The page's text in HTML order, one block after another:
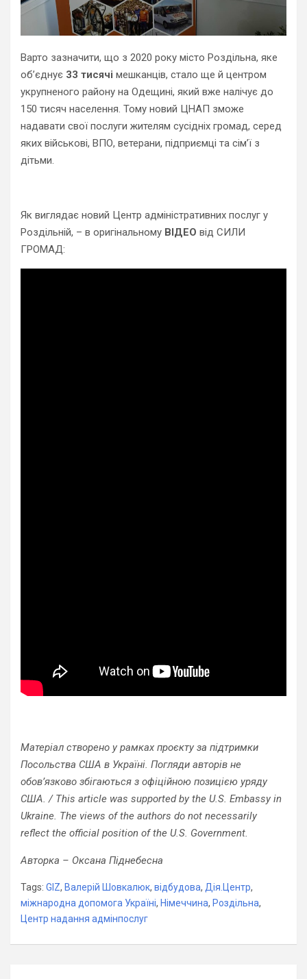
Варто зазначити, що з 2020 року місто Роздільна, яке
об’єднує 33 тисячі мешканців, стало ще й центром
укрупненого району на Одещині, який вже налічує до
150 тисяч населення. Тому новий ЦНАП зможе
надавати свої послуги жителям сусідніх громад, серед
яких військові, ВПО, ветерани, підприємці та сім’ї з
дітьми.
Як виглядає новий Центр адміністративних послуг у
Роздільній, – в оригінальному ВІДЕО від СИЛИ
ГРОМАД:
Матеріал створено у рамках проєкту за підтримки
Посольства США в Україні. Погляди авторів не
обов’язково збігаються з офіційною позицією уряду
США. / This article was supported by the U.S. Embassy in
Ukraine. The views of the authors do not necessarily
reflect the official position of the U.S. Government.
Авторка – Оксана Піднебесна
Tags: GIZ, Валерій Шовкалюк, відбудова, Дія.Центр,
міжнародна допомога Україні, Німеччина, Роздільна,
Центр надання адмінпослуг